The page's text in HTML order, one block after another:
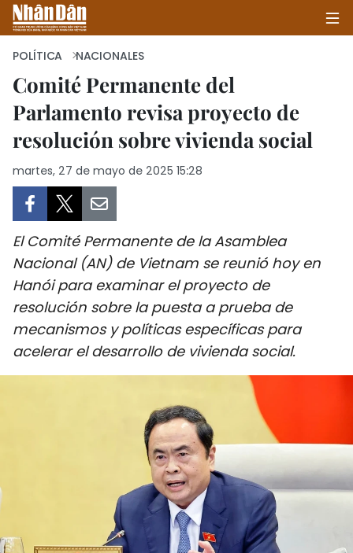
INICIO
POLÍTICA
SALUD - MEDIO AMBIENTE
CULTURA - ENTRETENIMIENTO
INTERNACIONAL
DEPORTES
VIAJES
PUENTE DE AMISTAD
HISTORIAS MULTIMEDIA
FOTOGRAFÍA
POLÍTICA NACIONALES
Comité Permanente del
Parlamento revisa proyecto de
resolución sobre vivienda social
martes, 27 de mayo de 2025 15:28
El Comité Permanente de la Asamblea
Nacional (AN) de Vietnam se reunió hoy en
Hanói para examinar el proyecto de
resolución sobre la puesta a prueba de
mecanismos y políticas específicas para
acelerar el desarrollo de vivienda social.